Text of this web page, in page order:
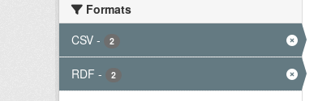
Formats
CSV - 2
RDF - 2